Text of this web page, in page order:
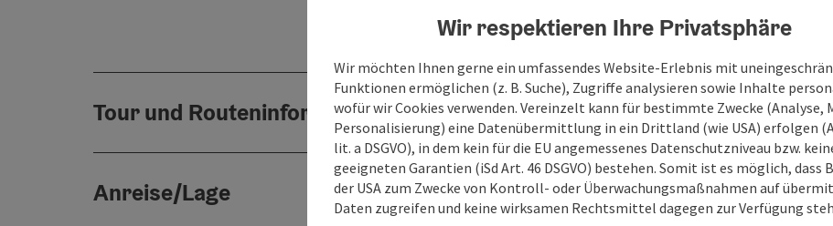
Tour und Routeninformationen
Anreise/Lage
Wir respektieren Ihre Privatsphäre
Wir möchten Ihnen gerne ein umfassendes Website-Erlebnis mit
Funktionen ermöglichen (z. B. Suche), Zugriffe analysieren sowie Inhalte
wofür wir Cookies verwenden. Vereinzelt kann für bestimmte Zwecke (Analyse,
Personalisierung) eine Datenübermittlung in ein Drittland (wie USA) erfolgen
lit. a DSGVO), in dem kein für die EU angemessenes Datenschutzniveau bzw.
geeigneten Garantien (iSd Art. 46 DSGVO) bestehen. Somit ist es möglich, dass
der USA zum Zwecke von Kontroll- oder Überwachungsmaßnahmen auf
Daten zugreifen und keine wirksamen Rechtsmittel dagegen zur Verfügung